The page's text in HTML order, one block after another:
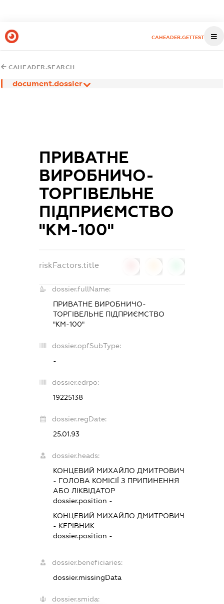
CAHEADER.GETTEST
CAHEADER.SEARCH
document.dossier
ПРИВАТНЕ
ВИРОБНИЧО-
ТОРГІВЕЛЬНЕ
ПІДПРИЄМСТВО
"КМ-100"
riskFactors.title
dossier.fullName:
ПРИВАТНЕ ВИРОБНИЧО-
ТОРГІВЕЛЬНЕ ПІДПРИЄМСТВО
"КМ-100"
dossier.opfSubType:
-
dossier.edrpo:
19225138
dossier.regDate:
25.01.93
dossier.heads:
КОНЦЕВИЙ МИХАЙЛО ДМИТРОВИЧ
- ГОЛОВА КОМІСІЇ З ПРИПИНЕННЯ
АБО ЛІКВІДАТОР
dossier.position -
КОНЦЕВИЙ МИХАЙЛО ДМИТРОВИЧ
- КЕРІВНИК
dossier.position -
dossier.beneficiaries:
dossier.missingData
dossier.smida: